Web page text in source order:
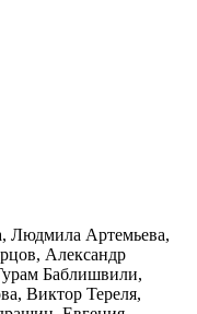
Людмила Артемьева,
Александр
Баблишвили,
Виктор Тереля,